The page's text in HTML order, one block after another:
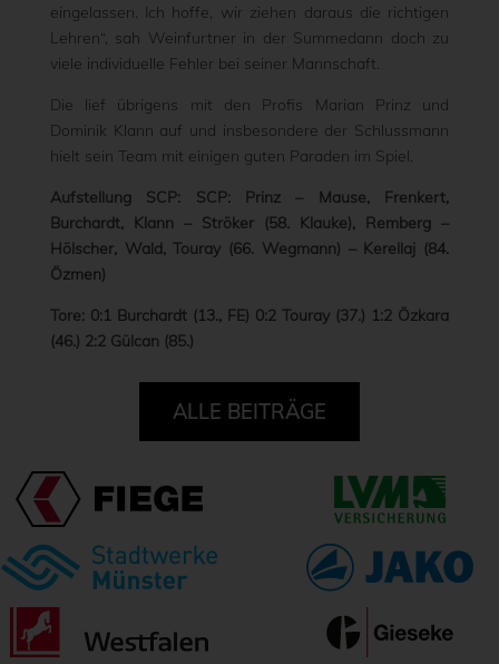
eingelassen. Ich hoffe, wir ziehen daraus die richtigen
Lehren“, sah Weinfurtner in der Summedann doch zu
viele individuelle Fehler bei seiner Mannschaft.
Die lief übrigens mit den Profis Marian Prinz und
Dominik Klann auf und insbesondere der Schlussmann
hielt sein Team mit einigen guten Paraden im Spiel.
Aufstellung SCP: SCP: Prinz – Mause, Frenkert,
Burchardt, Klann – Ströker (58. Klauke), Remberg –
Hölscher, Wald, Touray (66. Wegmann) – Kerellaj (84.
Özmen)
Tore: 0:1 Burchardt (13., FE) 0:2 Touray (37.) 1:2 Özkara
(46.) 2:2 Gülcan (85.)
ALLE BEITRÄGE